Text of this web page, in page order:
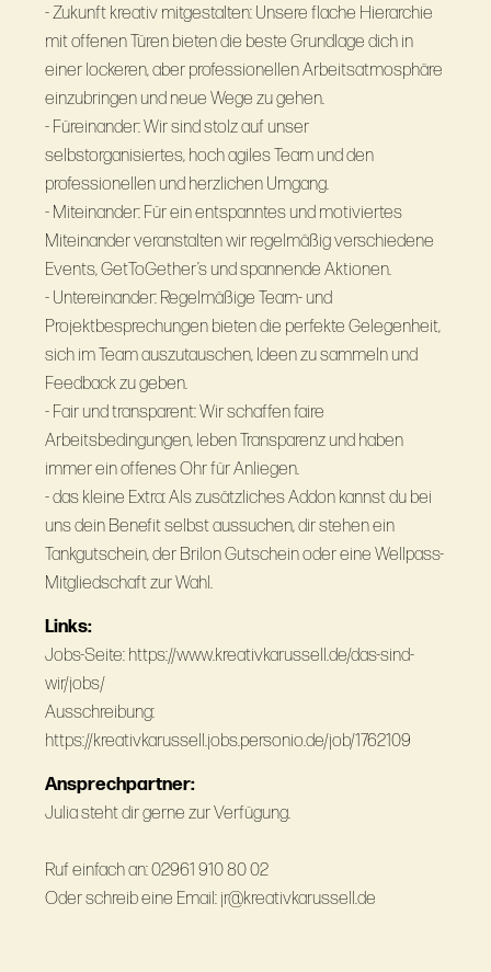
- Zukunft kreativ mitgestalten: Unsere flache Hierarchie
mit offenen Türen bieten die beste Grundlage dich in
einer lockeren, aber professionellen Arbeitsatmosphäre
einzubringen und neue Wege zu gehen.
- Füreinander: Wir sind stolz auf unser
selbstorganisiertes, hoch agiles Team und den
professionellen und herzlichen Umgang.
- Miteinander: Für ein entspanntes und motiviertes
Miteinander veranstalten wir regelmäßig verschiedene
Events, GetToGether’s und spannende Aktionen.
- Untereinander: Regelmäßige Team- und
Projektbesprechungen bieten die perfekte Gelegenheit,
sich im Team auszutauschen, Ideen zu sammeln und
Feedback zu geben.
- Fair und transparent: Wir schaffen faire
Arbeitsbedingungen, leben Transparenz und haben
immer ein offenes Ohr für Anliegen.
- das kleine Extra: Als zusätzliches Addon kannst du bei
uns dein Benefit selbst aussuchen, dir stehen ein
Tankgutschein, der Brilon Gutschein oder eine Wellpass-
Mitgliedschaft zur Wahl.
Links:
Jobs-Seite: https://www.kreativkarussell.de/das-sind-
wir/jobs/
Ausschreibung:
https://kreativkarussell.jobs.personio.de/job/1762109
Ansprechpartner:
Julia steht dir gerne zur Verfügung.
Ruf einfach an: 02961 910 80 02
Oder schreib eine Email: jr@kreativkarussell.de